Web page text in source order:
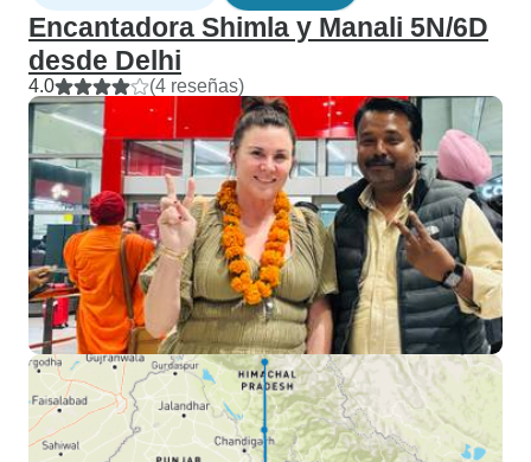
Encantadora Shimla y Manali 5N/6D
desde Delhi
4.0 (4 reseñas)